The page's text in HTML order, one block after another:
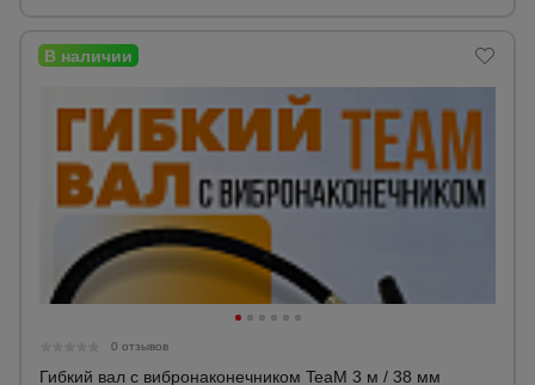
0 отзывов
Гибкий вал с вибронаконечником TeaM 3 м / 38 мм